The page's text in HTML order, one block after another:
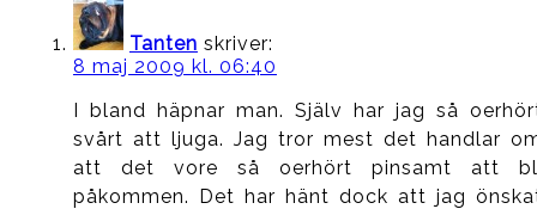
Tanten skriver:
8 maj 2009 kl. 06:40
I bland häpnar man. Själv har jag så
svårt att ljuga. Jag tror mest det handlar
att det vore så oerhört pinsamt att
påkommen. Det har hänt dock att jag